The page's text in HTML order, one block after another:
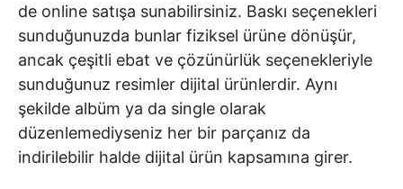
de online satışa sunabilirsiniz. Baskı seçenekleri
sunduğunuzda bunlar fiziksel ürüne dönüşür,
ancak çeşitli ebat ve çözünürlük seçenekleriyle
sunduğunuz resimler dijital ürünlerdir. Aynı
şekilde albüm ya da single olarak
düzenlemediyseniz her bir parçanız da
indirilebilir halde dijital ürün kapsamına girer.